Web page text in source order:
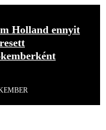
Holland ennyit